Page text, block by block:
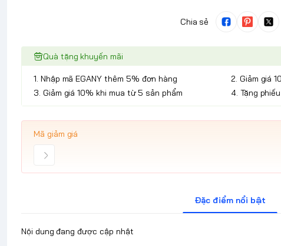
Chia sẻ
Quà tặng khuyến mãi
1. Nhập mã EGANY thêm 5% đơn hàng
2. Giảm giá
3. Giảm giá 10% khi mua từ 5 sản phẩm
4. Tặng
Mã giảm giá
Đặc điểm nổi bật
Nội dung đang được cập nhật